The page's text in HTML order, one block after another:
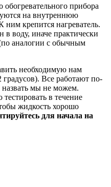
прибора
на внутреннюю
ним крепится нагреватель.
воду, иначе практически
аналогии с обычным
необходимую нам
градусов). Все работают по-
мы не можем.
в течение
жидкость хорошо
для начала на